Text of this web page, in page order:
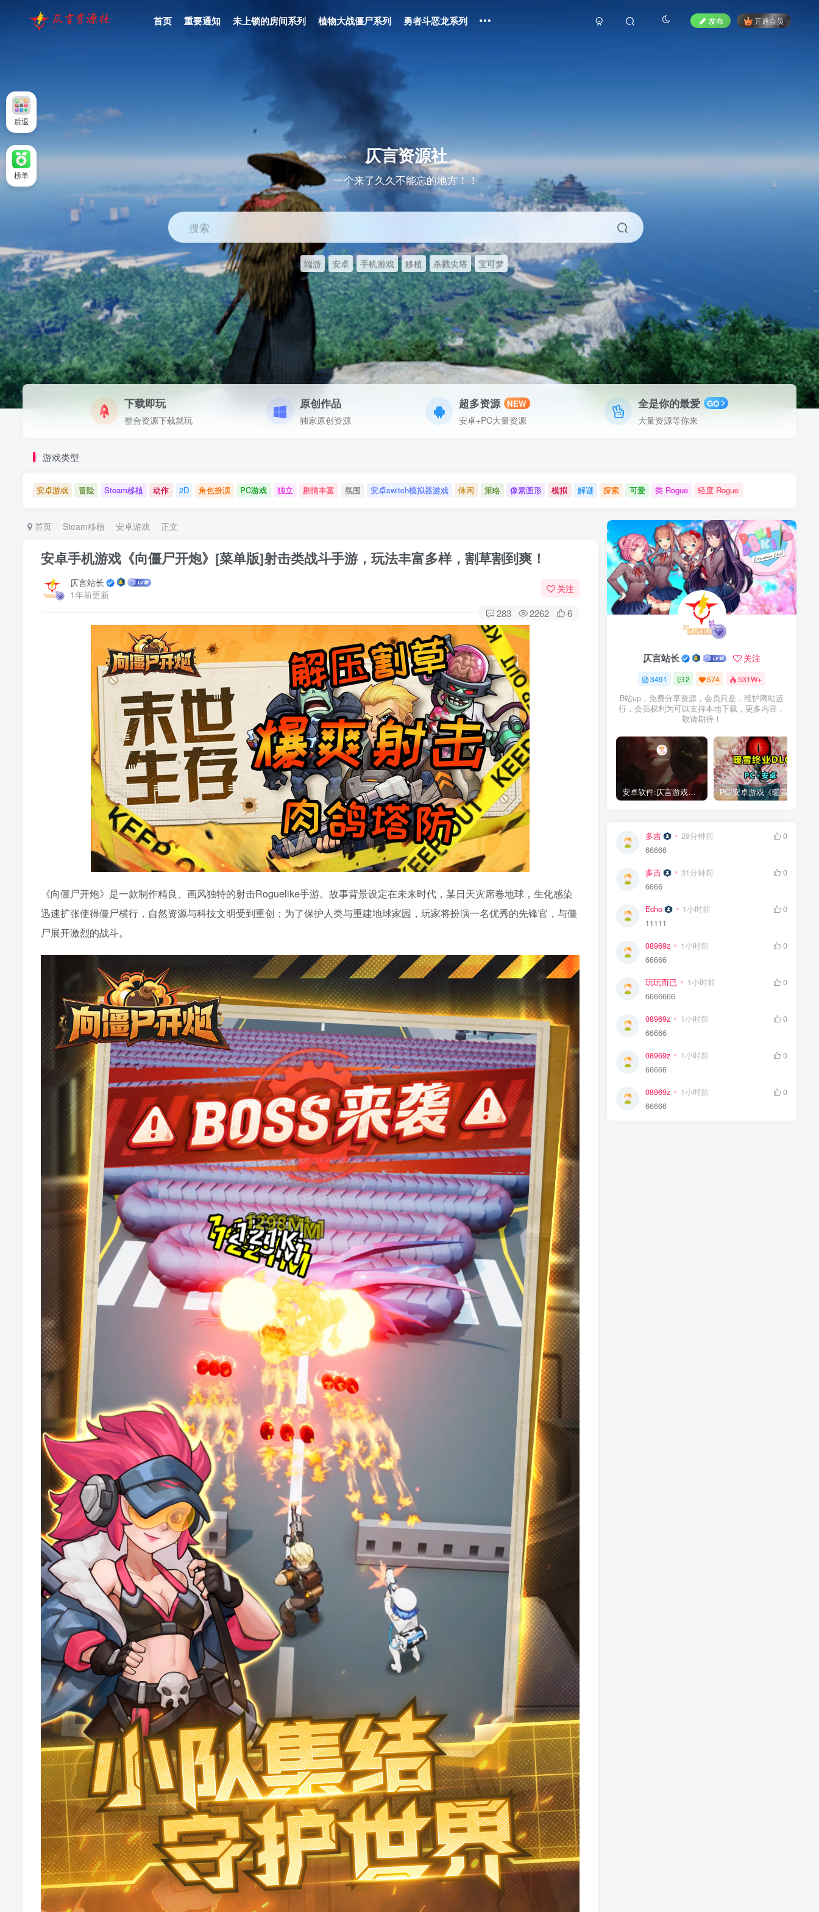
首页 重要通知 未上锁的房间系列 植物大战僵尸系列 勇者斗恶龙系列 发布 开通会员
仄言资源社
一个来了久久不能忘的地方！！
搜索
端游 安卓 手机游戏 移植 杀戮尖塔 宝可梦
下载即玩
整合资源下载就玩
原创作品
独家原创资源
超多资源 NEW
安卓+PC大量资源
全是你的最爱 GO
大量资源等你来
游戏类型
安卓游戏 冒险 Steam移植 动作 2D 角色扮演 PC游戏 独立 剧情丰富 氛围 安卓switch模拟器游戏 休闲 策略 像素图形 模拟 解谜 探索 可爱 类 Rogue 轻度 Rogue
首页 Steam移植 安卓游戏 正文
安卓手机游戏《向僵尸开炮》[菜单版]射击类战斗手游，玩法丰富多样，割草割到爽！
仄言站长
1年前更新
关注
283 2262 6
《向僵尸开炮》是一款制作精良、画风独特的射击Roguelike手游。故事背景设定在未来时代，某日天灾席卷地球，生化感染
迅速扩张使得僵尸横行，自然资源与科技文明受到重创；为了保护人类与重建地球家园，玩家将扮演一名优秀的先锋官，与僵
尸展开激烈的战斗。
仄言站长 关注
3491 2 574 531W+
B站up，免费分享资源，会员只是，维护网站运
行，会员权利为可以支持本地下载，更多内容，
敬请期待！
安卓软件:仄言游戏库4.0APP全新上架了！没有下的赶紧下载呀！
多吉 28分钟前
0
66666
多吉 31分钟前
0
6666
Echo 1小时前
0
11111
08969z 1小时前
0
66666
玩玩而已 1小时前
0
6666666
08969z 1小时前
0
66666
08969z 1小时前
0
66666
08969z 1小时前
0
66666
后退
榜单